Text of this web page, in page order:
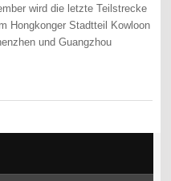
wird die letzte Teilstrecke
Hongkonger Stadtteil Kowloon
und Guangzhou